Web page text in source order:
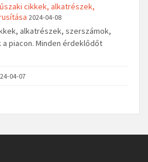
cikkek, alkatrészek,
2024-04-08
alkatrészek, szerszámok,
piacon. Minden érdeklődőt
04-07